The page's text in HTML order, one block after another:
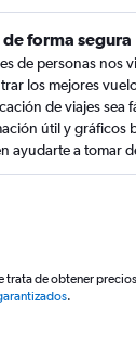
forma segura
de personas nos
los mejores
de viajes sea
útil y gráficos
ayudarte a tomar
trata de obtener
.